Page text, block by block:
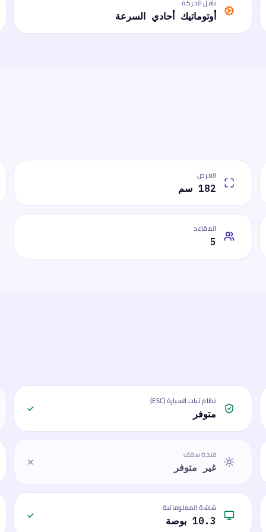
ناقل الحركة
أوتوماتيك أحادي السرعة
العرض
182 سم
المقاعد
5
نظام ثبات السيارة (ESC)
متوفر
فتحة سقف
غير متوفر
شاشة المعلوماتية
10.3 بوصة